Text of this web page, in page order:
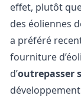
effet, plutôt
des éoliennes
a préféré
fourniture
d’outrepasser